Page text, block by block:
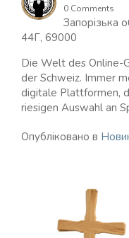
0 Comments
Запорізька
44Г, 69000
Die Welt des Online-
der Schweiz. Immer
digitale Plattformen,
riesigen Auswahl an
Опубліковано в